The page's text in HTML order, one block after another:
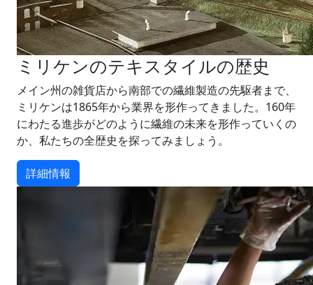
ミリケンのテキスタイルの歴史
メイン州の雑貨店から南部での繊維製造の先駆者まで、
ミリケンは1865年から業界を形作ってきました。160年
にわたる進歩がどのように繊維の未来を形作っていくの
か、私たちの全歴史を探ってみましょう。
詳細情報